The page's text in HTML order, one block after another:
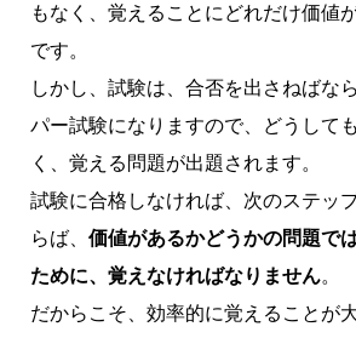
もなく、覚えることにどれだけ価値
です。
しかし、試験は、合否を出さねばな
パー試験になりますので、どうして
く、覚える問題が出題されます。
試験に合格しなければ、次のステッ
らば、 価値があるかどうかの問題で
ために、覚えなければなりません。
だからこそ、効率的に覚えることが